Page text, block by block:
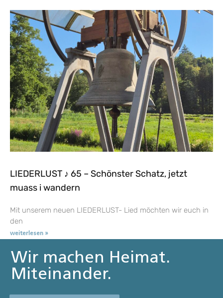
LIEDERLUST ♪ 65 – Schönster Schatz, jetzt
muass i wandern
Mit unserem neuen LIEDERLUST- Lied möchten wir euch in
den
weiterlesen »
Wir machen Heimat.
Miteinander.